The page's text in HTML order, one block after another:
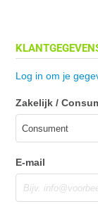
Log in om je
Zakelijk /
E-mail